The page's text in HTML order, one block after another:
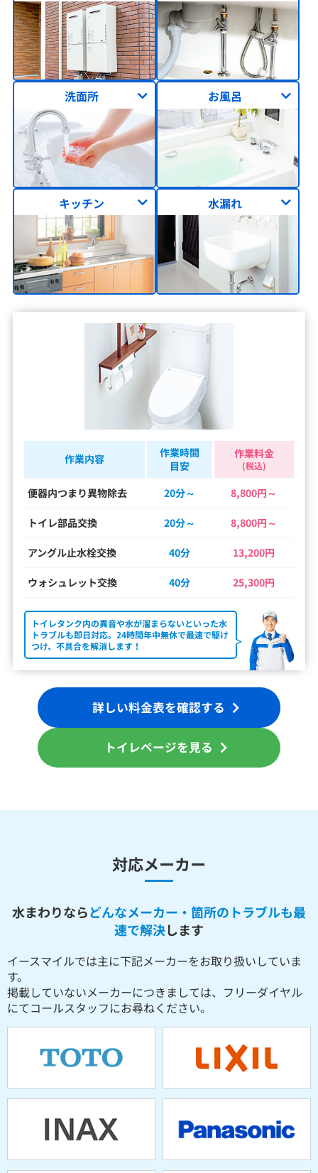
洗面所 お風呂
キッチン 水漏れ
作業内容
作業時間
目安
作業料金
(税込)
便器内つまり異物除去 20分～ 8,800円～
トイレ部品交換 20分～ 8,800円～
アングル止水栓交換 40分 13,200円
ウォシュレット交換 40分 25,300円
トイレタンク内の異音や水が溜まらないといった水
トラブルも即日対応。24時間年中無休で最速で駆け
つけ、不具合を解消します！
詳しい料金表を確認する
トイレページを見る
対応メーカー
水まわりならどんなメーカー・箇所のトラブルも最
速で解決します
イースマイルでは主に下記メーカーをお取り扱いしていま
す。
掲載していないメーカーにつきましては、フリーダイヤル
にてコールスタッフにお尋ねください。